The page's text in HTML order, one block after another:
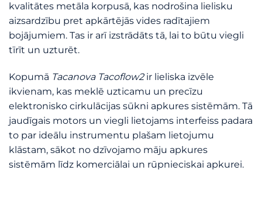
kvalitātes metāla korpusā, kas nodrošina lielisku
aizsardzību pret apkārtējās vides radītajiem
bojājumiem. Tas ir arī izstrādāts tā, lai to būtu viegli
tīrīt un uzturēt.
Kopumā Tacanova Tacoflow2ir lieliska izvēle
ikvienam, kas meklē uzticamu un precīzu
elektronisko cirkulācijas sūkni apkures sistēmām. Tā
jaudīgais motors un viegli lietojams interfeiss padara
to par ideālu instrumentu plašam lietojumu
klāstam, sākot no dzīvojamo māju apkures
sistēmām līdz komerciālai un rūpnieciskai apkurei.